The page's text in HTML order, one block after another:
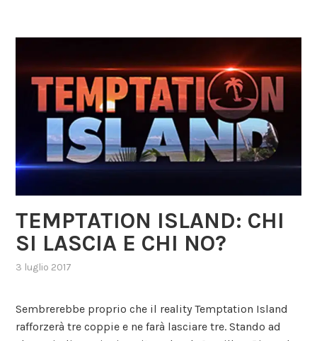
TEMPTATION ISLAND: CHI
SI LASCIA E CHI NO?
3 luglio 2017
gossip,
reality,
Sembrerebbe proprio che il reality Temptation Island
rafforzerà tre coppie e ne farà lasciare tre. Stando ad